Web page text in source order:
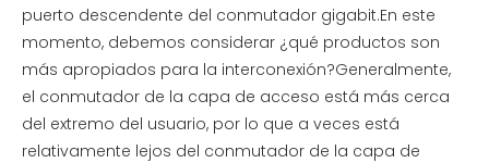
puerto descendente del conmutador gigabit.En este
momento, debemos considerar ¿qué productos son
más apropiados para la interconexión?Generalmente,
el conmutador de la capa de acceso está más cerca
del extremo del usuario, por lo que a veces está
relativamente lejos del conmutador de la capa de